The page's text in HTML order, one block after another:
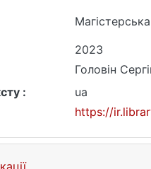
2023
Головін
:
ua
https://